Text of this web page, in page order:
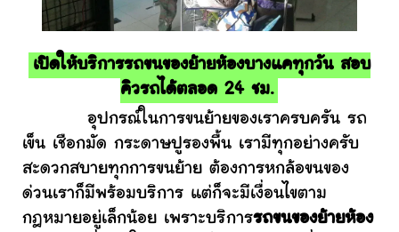
เปิดให้บริการรถขนของย้ายห้องบางแคทุกวัน สอบ
คิวรถได้ตลอด 24 ชม.
อุปกรณ์ในการขนย้ายของเราครบครัน รถ
เข็น เชือกมัด กระดาษปูรองพื้น เรามีทุกอย่างครับ
สะดวกสบายทุกการขนย้าย ต้องการหกล้อขนของ
ด่วนเราก็มีพร้อมบริการ แต่ก็จะมีเงื่อนไขตาม
กฎหมายอยู่เล็กน้อย เพราะบริการรถขนของย้ายห้อง